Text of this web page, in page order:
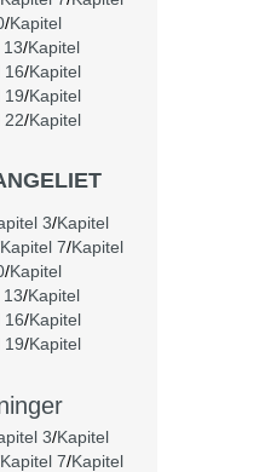
/Kapitel
13/Kapitel
16/Kapitel
19/Kapitel
22/Kapitel
3/Kapitel
Kapitel 7/Kapitel
/Kapitel
13/Kapitel
16/Kapitel
19/Kapitel
3/Kapitel
Kapitel 7/Kapitel